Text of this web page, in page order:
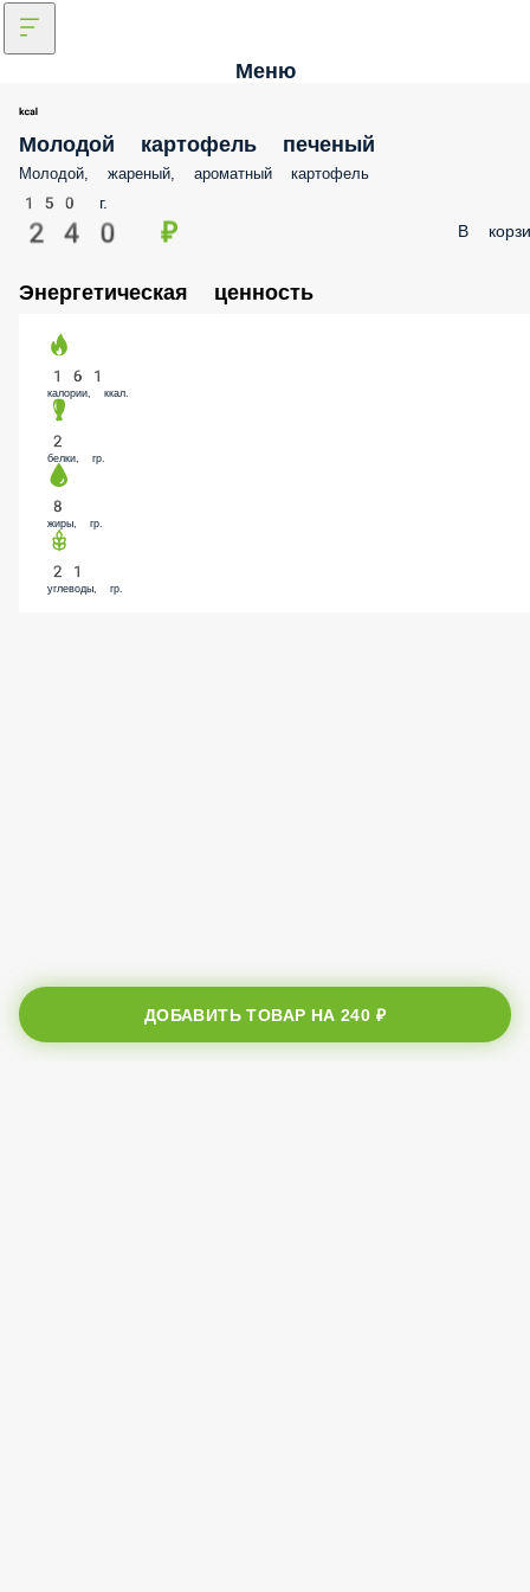
Меню
Молодой картофель печеный
Молодой, жареный, ароматный картофель
150 г.
240 ₽ В
Энергетическая ценность
161
калории, ккал.
2
белки, гр.
8
жиры, гр.
21
углеводы, гр.
ДОБАВИТЬ ТОВАР НА240 ₽